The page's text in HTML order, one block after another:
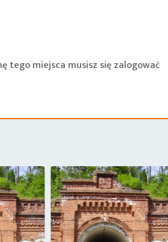
tego miejsca musisz sięzalogować